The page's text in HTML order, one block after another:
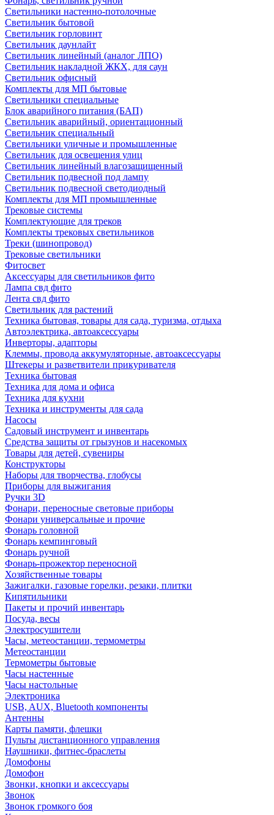
Светильники настенно-потолочные
Светильник бытовой
Светильник горловинт
Светильник даунлайт
Светильник линейный (аналог ЛПО)
Светильник накладной ЖКХ, для саун
Светильник офисный
Комплекты для МП бытовые
Светильники специальные
Блок аварийного питания (БАП)
Светильник аварийный, ориентационный
Светильник специальный
Светильники уличные и промышленные
Светильник для освещения улиц
Светильник линейный влагозащищенный
Светильник подвесной под лампу
Светильник подвесной светодиодный
Комплекты для МП промышленные
Трековые системы
Комплектующие для треков
Комплекты трековых светильников
Треки (шинопровод)
Трековые светильники
Фитосвет
Аксессуары для светильников фито
Лампа свд фито
Лента свд фито
Светильник для растений
Техника бытовая, товары для сада, туризма, отдыха
Автоэлектрика, автоаксессуары
Инверторы, адапторы
Клеммы, провода аккумуляторные, автоаксессуары
Штекеры и разветвители прикуривателя
Техника бытовая
Техника для дома и офиса
Техника для кухни
Техника и инструменты для сада
Насосы
Садовый инструмент и инвентарь
Средства защиты от грызунов и насекомых
Товары для детей, сувениры
Конструкторы
Наборы для творчества, глобусы
Приборы для выжигания
Ручки 3D
Фонари, переносные световые приборы
Фонари универсальные и прочие
Фонарь головной
Фонарь кемпинговый
Фонарь ручной
Фонарь-прожектор переносной
Хозяйственные товары
Зажигалки, газовые горелки, резаки, плитки
Кипятильники
Пакеты и прочий инвентарь
Посуда, весы
Электросушители
Часы, метеостанции, термометры
Метеостанции
Термометры бытовые
Часы настенные
Часы настольные
Электроника
USB, AUX, Bluetooth компоненты
Антенны
Карты памяти, флешки
Пульты дистанционного управления
Наушники, фитнес-браслеты
Домофоны
Домофон
Звонки, кнопки и аксессуары
Звонок
Звонок громкого боя